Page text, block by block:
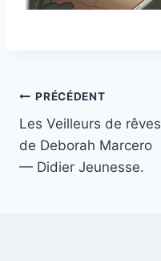
PRÉCÉDENT
Les Veilleurs de rêves
de Deborah Marcero
— Didier Jeunesse.